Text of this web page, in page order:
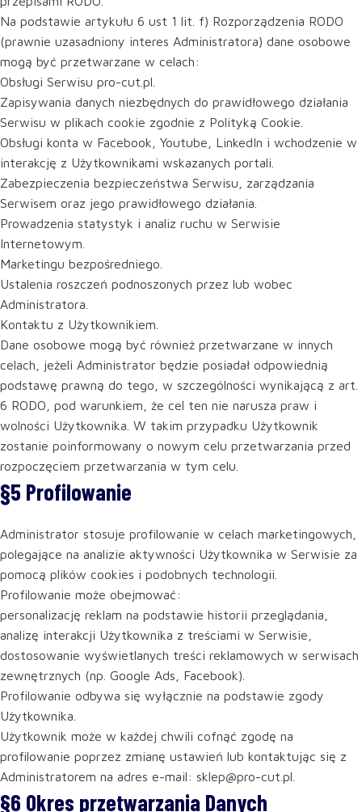
Na podstawie artykułu 6 ust 1 lit. f) Rozporządzenia RODO
(prawnie uzasadniony interes Administratora) dane osobowe
mogą być przetwarzane w celach:
Obsługi Serwisu pro-cut.pl.
Zapisywania danych niezbędnych do prawidłowego działania
Serwisu w plikach cookie zgodnie z Polityką Cookie.
Obsługi konta w Facebook, Youtube, LinkedIn i wchodzenie w
interakcję z Użytkownikami wskazanych portali.
Zabezpieczenia bezpieczeństwa Serwisu, zarządzania
Serwisem oraz jego prawidłowego działania.
Prowadzenia statystyk i analiz ruchu w Serwisie
Internetowym.
Marketingu bezpośredniego.
Ustalenia roszczeń podnoszonych przez lub wobec
Administratora.
Kontaktu z Użytkownikiem.
Dane osobowe mogą być również przetwarzane w innych
celach, jeżeli Administrator będzie posiadał odpowiednią
podstawę prawną do tego, w szczególności wynikającą z art.
6 RODO, pod warunkiem, że cel ten nie narusza praw i
wolności Użytkownika. W takim przypadku Użytkownik
zostanie poinformowany o nowym celu przetwarzania przed
rozpoczęciem przetwarzania w tym celu.
§5 Profilowanie
Administrator stosuje profilowanie w celach marketingowych,
polegające na analizie aktywności Użytkownika w Serwisie za
pomocą plików cookies i podobnych technologii.
Profilowanie może obejmować:
personalizację reklam na podstawie historii przeglądania,
analizę interakcji Użytkownika z treściami w Serwisie,
dostosowanie wyświetlanych treści reklamowych w serwisach
zewnętrznych (np. Google Ads, Facebook).
Profilowanie odbywa się wyłącznie na podstawie zgody
Użytkownika.
Użytkownik może w każdej chwili cofnąć zgodę na
profilowanie poprzez zmianę ustawień lub kontaktując się z
Administratorem na adres e-mail: sklep@pro-cut.pl.
§6 Okres przetwarzania Danych